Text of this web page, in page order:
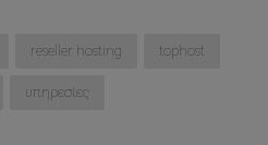
reseller hosting tophost
υπηρεσίες